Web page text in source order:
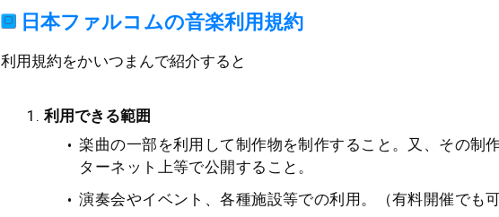
日本ファルコムの音楽利用規約
利用規約をかいつまんで紹介すると
利用できる範囲
楽曲の一部を利用して制作物を制作すること。又、その制
ターネット上等で公開すること。
演奏会やイベント、各種施設等での利用。（有料開催でも可